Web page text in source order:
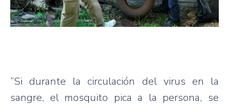
“Si durante la circulación del virus en la
sangre, el mosquito pica a la persona, se